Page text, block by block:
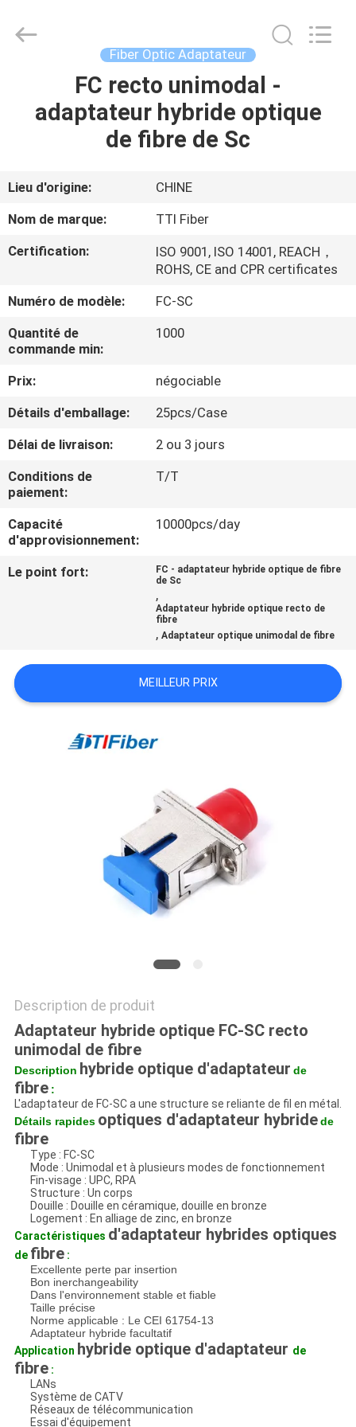
MAISON
AU
SUJET
NOUS
VISITE
D'USINE
CONTRÔLE
DE
QUALITÉ
CONTACTEZ-
NOUS
CITATION
PLAN
Communication
Tech.
Fiber Optic Adaptateur
FC recto unimodal -
adaptateur hybride optique
de fibre de Sc
Lieu d'origine:
CHINE
Nom de marque:
TTI Fiber
Certification:
ISO 9001, ISO 14001, REACH，
ROHS, CE and CPR certificates
Numéro de modèle:
FC-SC
Quantité de
commande min:
1000
Prix:
négociable
Détails d'emballage:
25pcs/Case
Délai de livraison:
2 ou 3 jours
Conditions de
paiement:
T/T
Capacité
d'approvisionnement:
10000pcs/day
Le point fort:
FC - adaptateur hybride optique de fibre
de Sc
,
Adaptateur hybride optique recto de
fibre
,Adaptateur optique unimodal de fibre
MEILLEUR PRIX
Description de produit
Adaptateur hybride optique FC-SC recto
unimodal de fibre
Description hybride optique d'adaptateur de
fibre :
L'adaptateur de FC-SC a une structure se reliante de fil en métal.
Détails rapides optiques d'adaptateur hybridede
fibre
Type : FC-SC
Mode : Unimodal et à plusieurs modes de fonctionnement
Fin-visage : UPC, RPA
Structure : Un corps
Douille : Douille en céramique, douille en bronze
Logement : En alliage de zinc, en bronze
Caractéristiques d'adaptateur hybrides optiques
de fibre :
Excellente perte par insertion
Bon inerchangeability
Dans l'environnement stable et fiable
Taille précise
Norme applicable : Le CEI 61754-13
Adaptateur hybride facultatif
Application hybride optique d'adaptateur de
fibre :
LANs
Système de CATV
Réseaux de télécommunication
Essai d'équipement